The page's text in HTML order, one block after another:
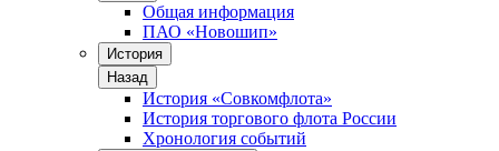
Общая информация
ПАО «Новошип»
История
Назад
История «Совкомфлота»
История торгового флота России
Хронология событий